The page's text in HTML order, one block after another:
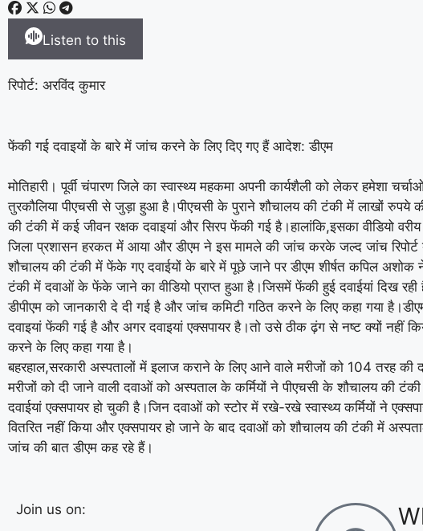
Listen to this
रिपोर्ट: अरविंद कुमार
फेंकी गई दवाइयों के बारे में जांच करने के लिए दिए गए हैं आदेश: डीएम
मोतिहारी। पूर्वी चंपारण जिले का स्वास्थ्य महकमा अपनी कार्यशैली को लेकर हमेशा
तुरकौलिया पीएचसी से जुड़ा हुआ है।पीएचसी के पुराने शौचालय की टंकी में लाखों रुपये
की टंकी में कई जीवन रक्षक दवाइयां और सिरप फेंकी गई है।हालांकि,इसका वीडियो
जिला प्रशासन हरकत में आया और डीएम ने इस मामले की जांच करके जल्द जांच रिपोर्ट
शौचालय की टंकी में फेंके गए दवाईयों के बारे में पूछे जाने पर डीएम शीर्षत कपिल अशोक
टंकी में दवाओं के फेंके जाने का वीडियो प्राप्त हुआ है।जिसमें फेंकी हुई दवाईयां दिख
डीपीएम को जानकारी दे दी गई है और जांच कमिटी गठित करने के लिए कहा गया
दवाइयां फेंकी गई है और अगर दवाइयां एक्सपायर है।तो उसे ठीक ढ़ंग से नष्ट क्यों नहीं
करने के लिए कहा गया है।
बहरहाल,सरकारी अस्पतालों में इलाज कराने के लिए आने वाले मरीजों को 104 तरह की
मरीजों को दी जाने वाली दवाओं को अस्पताल के कर्मियों ने पीएचसी के शौचालय की
दवाईयां एक्सपायर हो चुकी है।जिन दवाओं को स्टोर में रखे-रखे स्वास्थ्य कर्मियों ने
वितरित नहीं किया और एक्सपायर हो जाने के बाद दवाओं को शौचालय की टंकी में
जांच की बात डीएम कह रहे हैं।
Join us on: